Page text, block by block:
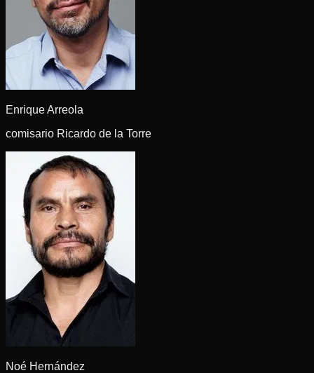
Enrique Arreola
comisario Ricardo de la Torre
Noé Hernández